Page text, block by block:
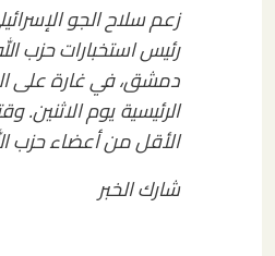
زعم سلاح الجو
رئيس استخبارات حزب
دمشق، في غارة على
الرئيسية يوم الاثنين.
الأقل من أعضاء حزب
شارك الخبر